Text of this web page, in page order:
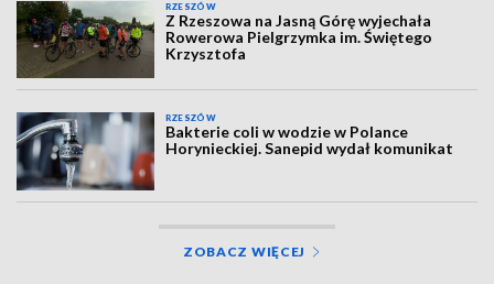
RZESZÓW
Z Rzeszowa na Jasną Górę wyjechała
Rowerowa Pielgrzymka im. Świętego
Krzysztofa
RZESZÓW
Bakterie coli w wodzie w Polance
Horynieckiej. Sanepid wydał komunikat
ZOBACZ WIĘCEJ